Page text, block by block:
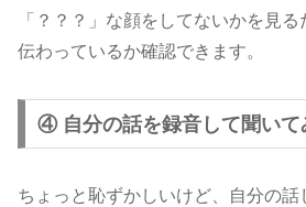
「？？？」な顔をしてないかを見
伝わっているか確認できます。
④ 自分の話を録音して聞いて
ちょっと恥ずかしいけど、自分の